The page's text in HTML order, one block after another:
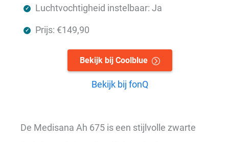
Luchtvochtigheid instelbaar: Ja
Prijs: €149,90
Bekijk bij Coolblue
Bekijk bij fonQ
De Medisana Ah 675 is een stijlvolle zwarte